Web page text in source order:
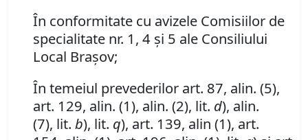
În conformitate cu avizele Comisiilor de
specialitate nr. 1, 4 și 5 ale Consiliului
Local Brașov;
În temeiul prevederilor art. 87, alin. (5),
art. 129, alin. (1), alin. (2), lit. d), alin.
(7), lit. b), lit. q), art. 139, alin (1), art.